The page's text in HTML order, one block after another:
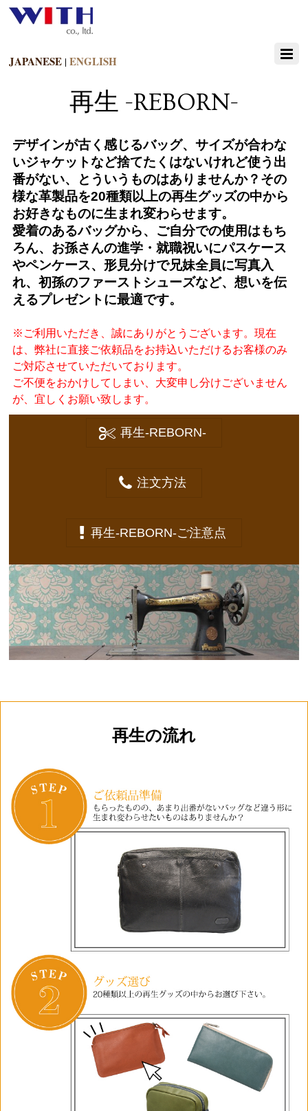
JAPANESE |ENGLISH
再生 -REBORN-
デザインが古く感じるバッグ、サイズが合わな
いジャケットなど捨てたくはないけれど使う出
番がない、とういうものはありませんか？ その
様な革製品を20種類以上の再生グッズの中から
お好きなものに生まれ変わらせます。
愛着のあるバッグから、ご自分での使用はもち
ろん、お孫さんの進学・就職祝いにパスケース
やペンケース、形見分けで兄妹全員に写真入
れ、初孫のファーストシューズなど、想いを伝
えるプレゼントに最適です。
※ご利用いただき、誠にありがとうございます。現在
は、弊社に直接ご依頼品をお持込いただけるお客様のみ
ご対応させていただいております。
ご不便をおかけしてしまい、大変申し分けございません
が、宜しくお願い致します。
再生-REBORN-
注文方法
再生-REBORN-ご注意点
再生の流れ